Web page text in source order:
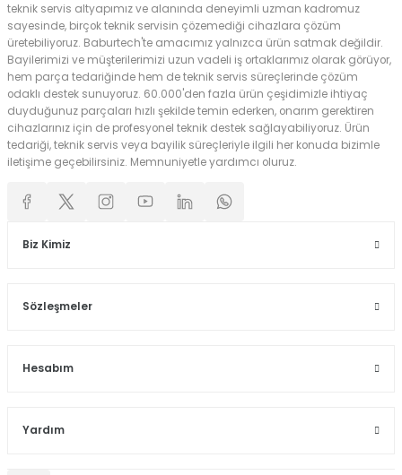
teknik servis altyapımız ve alanında deneyimli uzman kadromuz
sayesinde, birçok teknik servisin çözemediği cihazlara çözüm
üretebiliyoruz. Baburtech'te amacımız yalnızca ürün satmak değildir.
Bayilerimizi ve müşterilerimizi uzun vadeli iş ortaklarımız olarak görüyor,
hem parça tedariğinde hem de teknik servis süreçlerinde çözüm
odaklı destek sunuyoruz. 60.000'den fazla ürün çeşidimizle ihtiyaç
duyduğunuz parçaları hızlı şekilde temin ederken, onarım gerektiren
cihazlarınız için de profesyonel teknik destek sağlayabiliyoruz. Ürün
tedariği, teknik servis veya bayilik süreçleriyle ilgili her konuda bizimle
iletişime geçebilirsiniz. Memnuniyetle yardımcı oluruz.
Biz Kimiz
Sözleşmeler
Hesabım
Yardım